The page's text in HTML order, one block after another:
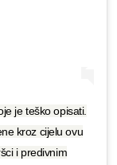
je teško opisati.
kroz cijelu ovu
i predivnim